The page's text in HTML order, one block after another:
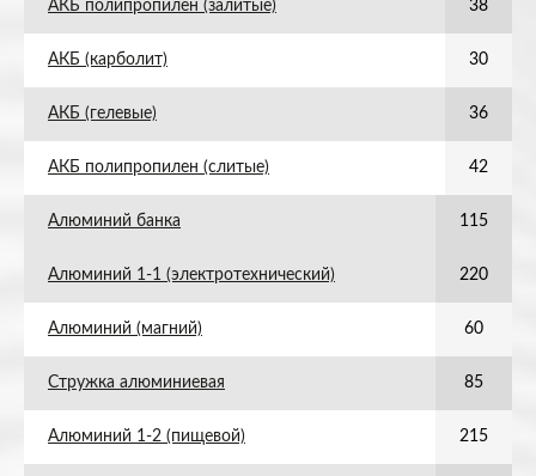
АКБ полипропилен (залитые) 38
АКБ (карболит) 30
АКБ (гелевые) 36
АКБ полипропилен (слитые) 42
Алюминий банка 115
Алюминий 1-1 (электротехнический) 220
Алюминий (магний) 60
Стружка алюминиевая 85
Алюминий 1-2 (пищевой) 215